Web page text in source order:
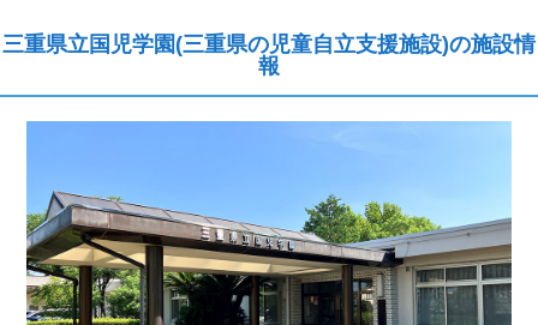
三重県立国児学園(三重県の児童自立支援施設)の施設情
報